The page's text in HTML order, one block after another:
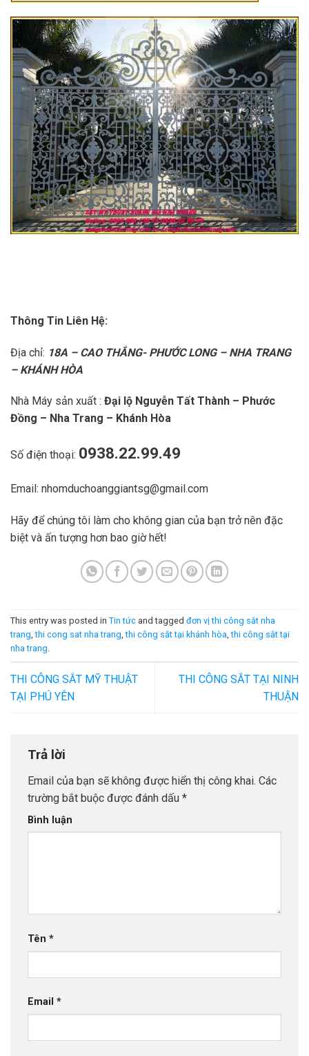
Thông Tin Liên Hệ:
Địa chỉ: 18A – CAO THẮNG- PHƯỚC LONG – NHA TRANG
– KHÁNH HÒA
Nhà Máy sản xuất : Đại lộ Nguyễn Tất Thành – Phước
Đồng – Nha Trang – Khánh Hòa
Số điện thoại: 0938.22.99.49
Email: nhomduchoanggiantsg@gmail.com
Hãy để chúng tôi làm cho không gian của bạn trở nên đặc
biệt và ấn tượng hơn bao giờ hết!
This entry was posted in Tin tức and tagged đơn vị thi công sắt nha
trang,thi cong sat nha trang,thi công sắt tại khánh hòa,thi công sắt tại
nha trang.
THI CÔNG SẮT MỸ THUẬT
TẠI PHÚ YÊN
THI CÔNG SẮT TẠI NINH
THUẬN
Trả lời
Email của bạn sẽ không được hiển thị công khai. Các
trường bắt buộc được đánh dấu *
Bình luận
Tên *
Email *